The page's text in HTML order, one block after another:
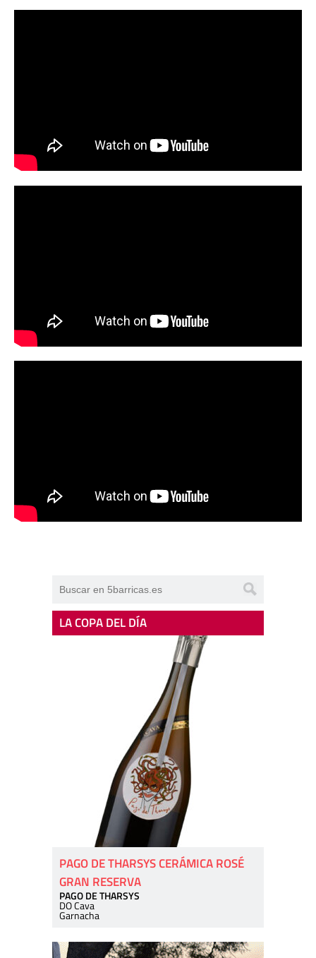
LA COPA DEL DÍA
PAGO DE THARSYS CERÁMICA ROSÉ
GRAN RESERVA
PAGO DE THARSYS
DO Cava
Garnacha